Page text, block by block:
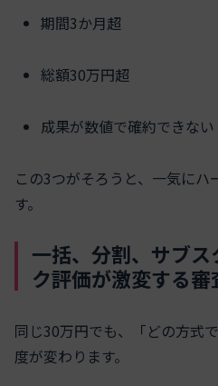
期間3か月超
総額30万円超
成果が数値で確約できない
この3つがそろうと、一気に
す。
一括、分割、サブ
ク評価が激変する
同じ30万円でも、「どの方式
度が変わります。